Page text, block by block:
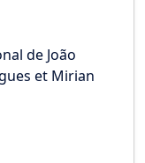
de João
et Mirian